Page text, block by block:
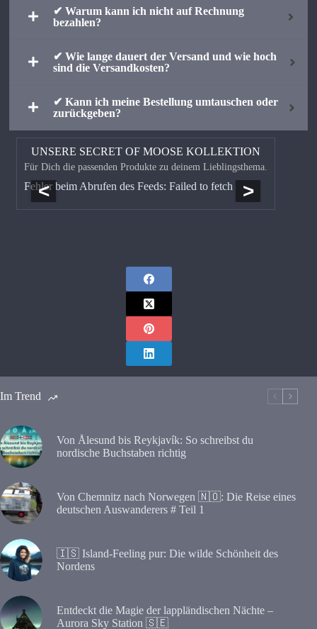
✔ Warum kann ich nicht auf Rechnung
bezahlen?
✔ Wie lange dauert der Versand und wie hoch
sind die Versandkosten?
✔ Kann ich meine Bestellung umtauschen oder
zurückgeben?
UNSERE SECRET OF MOOSE KOLLEKTION
Für Dich die passenden Produkte zu deinem Lieblingsthema.
<
Fehler beim Abrufen des Feeds: Failed to fetch >
Im Trend
Von Ålesund bis Reykjavík: So schreibst du
nordische Buchstaben richtig
Von Chemnitz nach Norwegen 🇳🇴: Die Reise eines
deutschen Auswanderers # Teil 1
🇮🇸 Island-Feeling pur: Die wilde Schönheit des
Nordens
Entdeckt die Magie der lappländischen Nächte –
Aurora Sky Station 🇸🇪